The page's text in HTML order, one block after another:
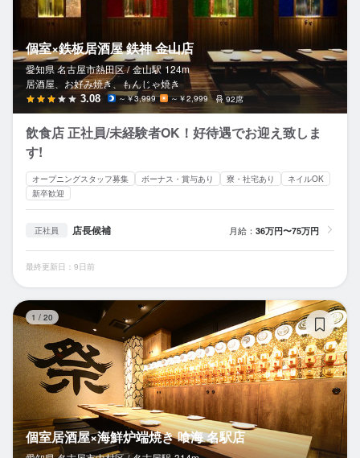
個室×鉄板居酒屋 鉄神 金山店
愛知県 名古屋市熱田区 / 金山駅 124m
居酒屋、お好み焼き、もんじゃ焼き
3.08 ～￥3,999 ～￥2,999 92席
飲食店 正社員/未経験者OK！好待遇でお迎え致しま
す!
オープニングスタッフ募集 ボーナス・賞与あり 寮・社宅あり
ネイルOK
新卒歓迎
正社員 店長候補 月給： 36万円〜75万円
最終更新日：9日前
1 / 20
個室居酒屋×海鮮炉端焼き 喰海 名駅店